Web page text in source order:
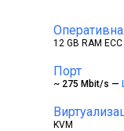
12 GB RAM ECC
Порт
~ 275 Mbit/s —
KVM